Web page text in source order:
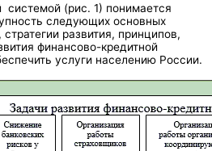
(рис. 1) понимается
следующих основных
развития, принципов,
финансово-кредитной
услуги населению России.